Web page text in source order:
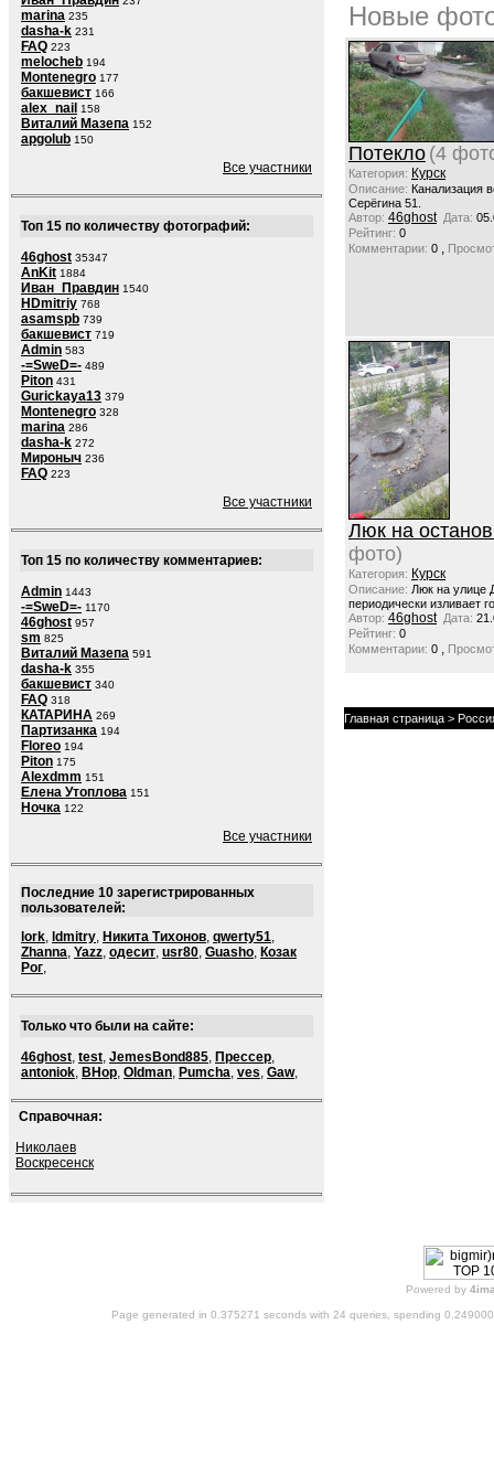
marina 235
dasha-k 231
FAQ 223
melocheb 194
Montenegro 177
бакшевист 166
alex_nail 158
Виталий Мазепа 152
apgolub 150
Все участники
Топ 15 по количеству фотографий:
46ghost 35347
AnKit 1884
Иван_Правдин 1540
HDmitriy 768
asamspb 739
бакшевист 719
Admin 583
-=SweD=- 489
Piton 431
Gurickaya13 379
Montenegro 328
marina 286
dasha-k 272
Мироныч 236
FAQ 223
Все участники
Топ 15 по количеству комментариев:
Admin 1443
-=SweD=- 1170
46ghost 957
sm 825
Виталий Мазепа 591
dasha-k 355
бакшевист 340
FAQ 318
КАТАРИНА 269
Партизанка 194
Floreo 194
Piton 175
Alexdmm 151
Елена Утоплова 151
Ночка 122
Все участники
Последние 10 зарегистрированных
пользователей:
lork, ldmitry, Никита Тихонов, qwerty51,
Zhanna, Yazz, одесит, usr80, Guasho, Козак
Рог,
Только что были на сайте:
46ghost, test, JemesBond885, Прессер,
antoniok, BHop, Oldman, Pumcha, ves, Gaw,
Справочная:
Николаев
Воскресенск
Новые
Потекло (4
Категория: Курск
Описание: Канализация
Серёгина 51.
Автор: 46ghost Дата:
Рейтинг: 0
Комментарии: 0 ,
Люк на
фото)
Категория: Курск
Описание: Люк на улице
периодически изливает
Автор: 46ghost Дата:
Рейтинг: 0
Комментарии: 0 ,
Главная страница >
Powered by
Page generated in 0.375271 seconds with 24 queries, spending